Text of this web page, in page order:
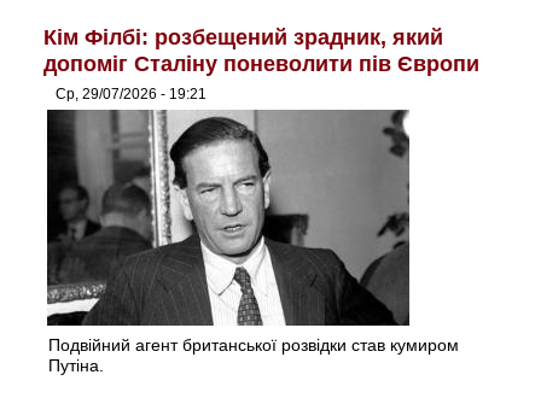
Кім Філбі: розбещений зрадник, який
допоміг Сталіну поневолити пів Європи
Ср, 29/07/2026 - 19:21
Подвійний агент британської розвідки став кумиром
Путіна.